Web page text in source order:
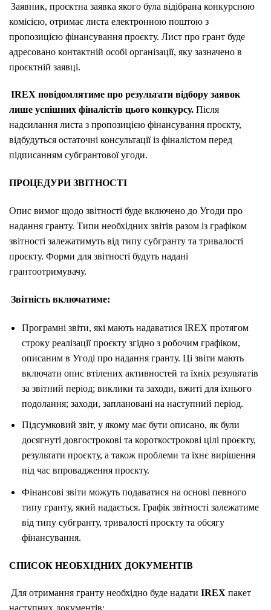
Заявник, проєктна заявка якого була відібрана конкурсною
комісією, отримає листа електронною поштою з
пропозицією фінансування проєкту. Лист про грант буде
адресовано контактній особі організації, яку зазначено в
проєктній заявці.
IREX повідомлятиме про результати відбору заявок
лише успішних фіналістів цього конкурсу. Після
надсилання листа з пропозицією фінансування проєкту,
відбудуться остаточні консультації із фіналістом перед
підписанням субгрантової угоди.
ПРОЦЕДУРИ ЗВІТНОСТІ
Опис вимог щодо звітності буде включено до Угоди про
надання гранту. Типи необхідних звітів разом із графіком
звітності залежатимуть від типу субгранту та тривалості
проєкту. Форми для звітності будуть надані
грантоотримувачу.
Звітність включатиме:
Програмні звіти, які мають надаватися IREX протягом
строку реалізації проєкту згідно з робочим графіком,
описаним в Угоді про надання гранту. Ці звіти мають
включати опис втілених активностей та їхніх результатів
за звітний період; виклики та заходи, вжиті для їхнього
подолання; заходи, заплановані на наступний період.
Підсумковий звіт, у якому має бути описано, як були
досягнуті довгострокові та короткострокові цілі проєкту,
результати проєкту, а також проблеми та їхнє вирішення
під час впровадження проєкту.
Фінансові звіти можуть подаватися на основі певного
типу гранту, який надається. Графік звітності залежатиме
від типу субгранту, тривалості проєкту та обсягу
фінансування.
СПИСОК НЕОБХІДНИХ ДОКУМЕНТІВ
Для отримання гранту необхідно буде надати IREX пакет